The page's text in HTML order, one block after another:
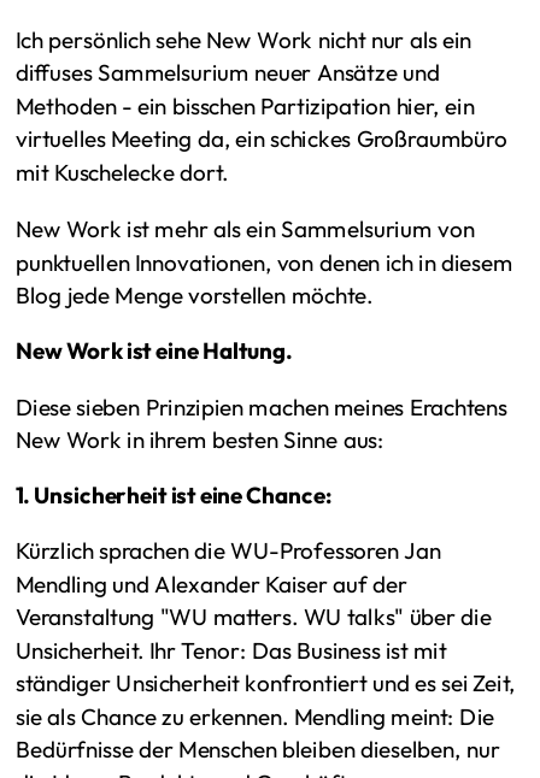
Ich persönlich sehe New Work nicht nur als ein
diffuses Sammelsurium neuer Ansätze und
Methoden - ein bisschen Partizipation hier, ein
virtuelles Meeting da, ein schickes Großraumbüro
mit Kuschelecke dort.
New Work ist mehr als ein Sammelsurium von
punktuellen Innovationen, von denen ich in diesem
Blog jede Menge vorstellen möchte.
New Work ist eine Haltung.
Diese sieben Prinzipien machen meines Erachtens
New Work in ihrem besten Sinne aus:
1. Unsicherheit ist eine Chance:
Kürzlich sprachen die WU-Professoren Jan
Mendling und Alexander Kaiser auf der
Veranstaltung "WU matters. WU talks" über die
Unsicherheit. Ihr Tenor: Das Business ist mit
ständiger Unsicherheit konfrontiert und es sei Zeit,
sie als Chance zu erkennen. Mendling meint: Die
Bedürfnisse der Menschen bleiben dieselben, nur